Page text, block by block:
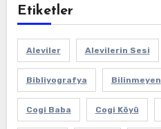
Etiketler
Aleviler Alevilerin Sesi
Bibliyografya Bilinmeyen
Cogi Baba Cogi Köyü